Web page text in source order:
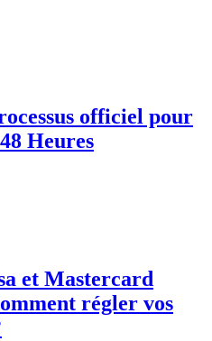
officiel pour
Heures
et Mastercard
régler vos